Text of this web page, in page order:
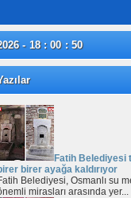
- 18 : 00 : 52
Fatih Belediyesi
birer ayağa kaldırıyor
Belediyesi, Osmanlı su
mirasları arasında yer...